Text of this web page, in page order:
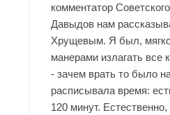
комментатор
Давыдов нам
Хрущевым. Я был, мягко
манерами излагать все
- зачем врать то было
расписывала время:
120 минут.